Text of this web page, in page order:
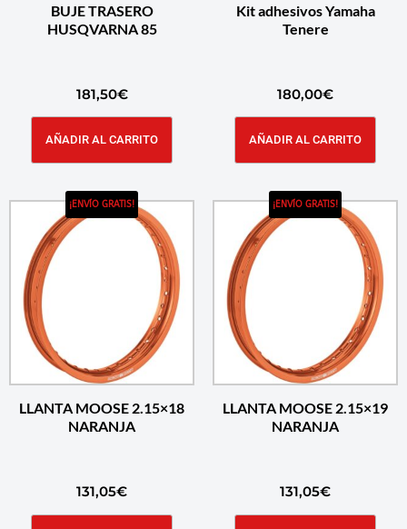
BUJE TRASERO
HUSQVARNA 85
181,50€
AÑADIR AL CARRITO
Kit adhesivos Yamaha
Tenere
180,00€
AÑADIR AL CARRITO
¡ENVÍO GRATIS!
LLANTA MOOSE 2.15×18
NARANJA
131,05€
¡ENVÍO GRATIS!
LLANTA MOOSE 2.15×19
NARANJA
131,05€